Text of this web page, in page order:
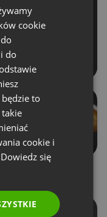
FRENCH
RUSSIAN
SPANISH
ITALIAN
cookie
do
będzie to
takie
cookie i
się